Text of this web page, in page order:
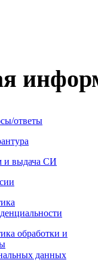
ответы
и выдача СИ
обработки и
данных